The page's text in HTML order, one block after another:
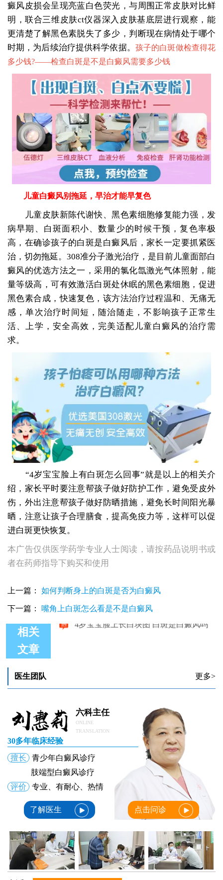
癜风皮损会呈现亮蓝白色荧光，与周围正常皮肤对比鲜
明，联合三维皮肤ct仪器深入皮肤基底层进行观察，能
更清楚了解黑色素脱失了多少，判断现在病情处于哪个
时期，为后续治疗提供科学依据。 孩子的白斑做检查得花
多少钱?——检查白斑是不是白癜风需要多少钱
儿童白癜风别拖延，早治才能早复色
儿童皮肤新陈代谢快、黑色素细胞修复能力强，发
病早期、白斑面积小、数量少的时候干预，复色率极
高，在确诊孩子的白斑是白癜风后，家长一定要抓紧医
治，切勿拖延。308准分子激光治疗，是目前儿童面部白
癜风的优选方法之一，采用的氯化氙激光气体照射，能
量等级高，可有效激活白斑处休眠的黑色素细胞，促进
黑色素合成，快速复色，该方法治疗过程温和、无痛无
感，单次治疗时间短，随治随走，不影响孩子正常生
活、上学，安全高效，完美适配儿童白癜风的治疗需
求。
“4岁宝宝脸上有白斑怎么回事”就是以上的相关介
绍，家长平时要注意帮孩子做好防护工作，避免受皮外
伤，外出注意帮孩子做好防晒措施，避免长时间阳光暴
晒，注意让孩子合理膳食，提高免疫力等，这样可以促
进白斑更快恢复。
本广告仅供医学药学专业人士阅读，请按药品说明书或
者在药师指导下购买和使用
上一篇： 如何判断身上的白斑是否为白癜风
下一篇： 嘴角上白斑怎么看是不是白癜风
相关
文章
医生团队
更多>
六科主任
ONLINE
TRANSLATION
30多年临床经验
擅长
青少年白癜风诊疗
肢端型白癜风诊疗
评价
专业、有耐心、热情
了解医生 点击问诊